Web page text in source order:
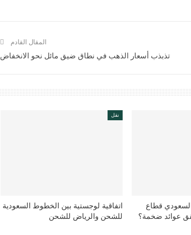
المقال القادم
تذبذب أسعار الذهب في نطاق ضيق مائل نحو الانخفاض
قطاع
عوائد ضخمة؟
نقل
اتفاقية لوجستية بين الخطوط السعودية
للشحن والرياض للشحن